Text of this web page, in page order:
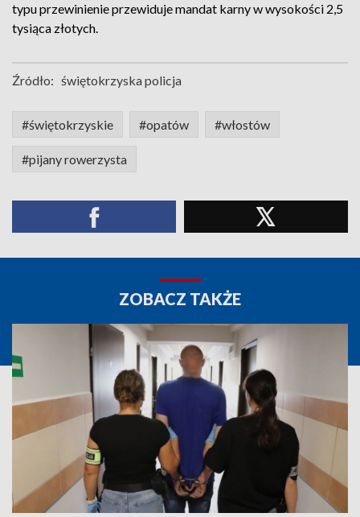
typu przewinienie przewiduje mandat karny w wysokości 2,5
tysiąca złotych.
Źródło: świętokrzyska policja
#świętokrzyskie #opatów #włostów
#pijany rowerzysta
ZOBACZ TAKŻE